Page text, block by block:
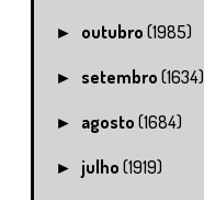
► outubro(1985)
► setembro(1634)
► agosto(1684)
► julho(1919)